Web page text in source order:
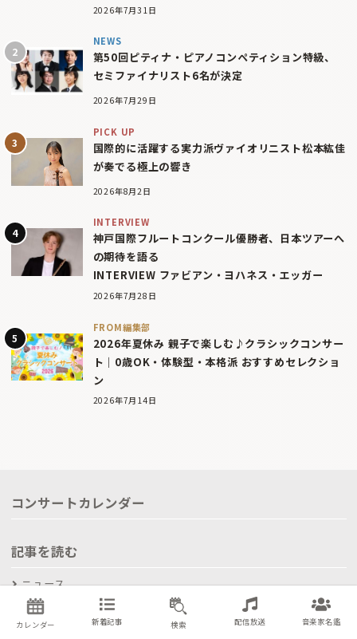
2026年7月31日
NEWS
第50回ピティナ・ピアノコンペティション特級、
セミファイナリスト6名が決定
2026年7月29日
PICK UP
国際的に活躍する実力派ヴァイオリニスト松本紘佳
が奏でる極上の響き
2026年8月2日
INTERVIEW
神戸国際フルートコンクール優勝者、日本ツアーへ
の期待を語る
INTERVIEW ファビアン・ヨハネス・エッガー
2026年7月28日
FROM編集部
2026年夏休み 親子で楽しむ♪クラシックコンサー
ト｜0歳OK・体験型・本格派 おすすめセレクショ
ン
2026年7月14日
コンサートカレンダー
記事を読む
ニュース
企画・連載
カレンダー 新着記事 検索 配信放送 音楽家名鑑